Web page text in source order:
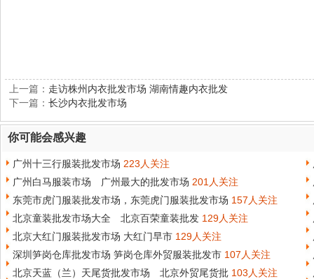
上一篇： 走访株州内衣批发市场 湖南情趣内衣批发
下一篇： 长沙内衣批发市场
你可能会感兴趣
广州十三行服装批发市场 223人关注
广州白马服装市场 广州最大的批发市场 201人关注
东莞市虎门服装批发市场，东莞虎门服装批发市场 157人关注
北京童装批发市场大全 北京百荣童装批发 129人关注
北京大红门服装批发市场 大红门早市 129人关注
深圳笋岗仓库批发市场 笋岗仓库外贸服装批发市 107人关注
北京天蓝（兰）天尾货批发市场 北京外贸尾货批 103人关注